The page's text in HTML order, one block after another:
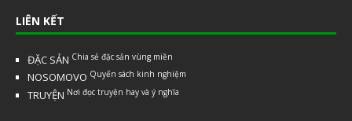
LIÊN KẾT
ĐẶC SẢN Chia sẻ đặc sản vùng miền
NOSOMOVO Quyển sách kinh nghiệm
TRUYỆN Nơi đọc truyện hay và ý nghĩa